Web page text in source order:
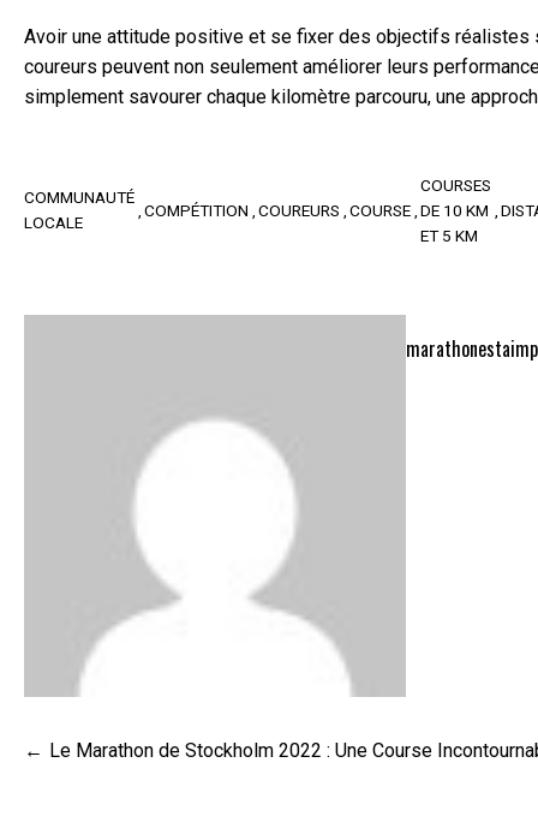
Avoir une attitude positive et se fixer des objectifs
coureurs peuvent non seulement améliorer leurs
simplement savourer chaque kilomètre parcouru, une
COMMUNAUTÉ
LOCALE
COMPÉTITION COUREURS COURSE
COURSES
DE 10 KM
ET 5 KM
Navigation
Le Marathon de Stockholm 2022 : Une Course